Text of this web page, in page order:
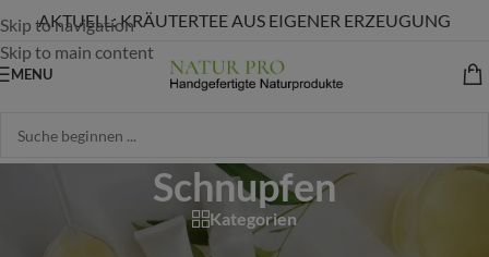
Skip to navigation
Skip to main content
AKTUELL: KRÄUTERTEE AUS EIGENER ERZEUGUNG
MENU
Schnupfen
Kategorien
Produkte verschlagwortet mit „Schnupfen“